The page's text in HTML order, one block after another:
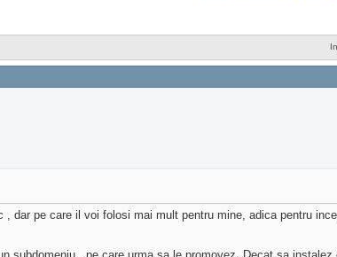
dar pe care il voi folosi mai mult pentru mine, adica pentru